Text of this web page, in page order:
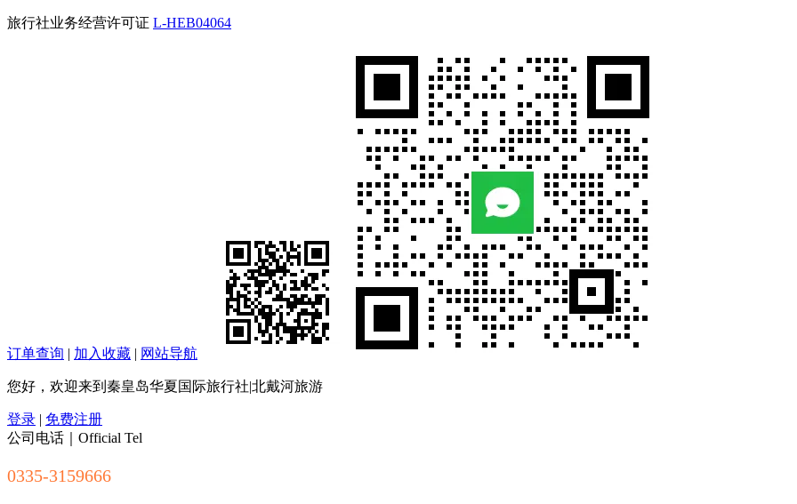
旅行社业务经营许可证 L-HEB04064
订单查询 | 加入收藏 | 网站导航
您好，欢迎来到秦皇岛华夏国际旅行社|北戴河旅游
登录 | 免费注册
公司电话｜Official Tel
0335-3159666